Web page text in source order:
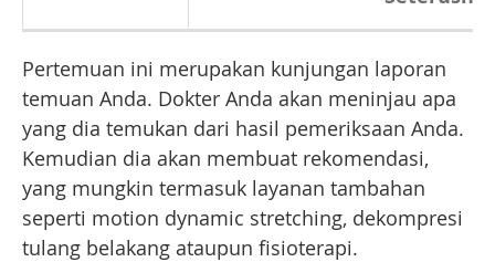
Pertemuan ini merupakan kunjungan laporan
temuan Anda. Dokter Anda akan meninjau apa
yang dia temukan dari hasil pemeriksaan Anda.
Kemudian dia akan membuat rekomendasi,
yang mungkin termasuk layanan tambahan
seperti motion dynamic stretching, dekompresi
tulang belakang ataupun fisioterapi.